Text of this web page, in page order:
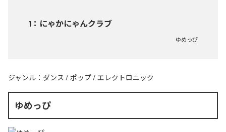
1 ： にゃかにゃんクラブ
ゆめっぴ
ジャンル： ダンス / ポップ / エレクトロニック
ゆめっぴ